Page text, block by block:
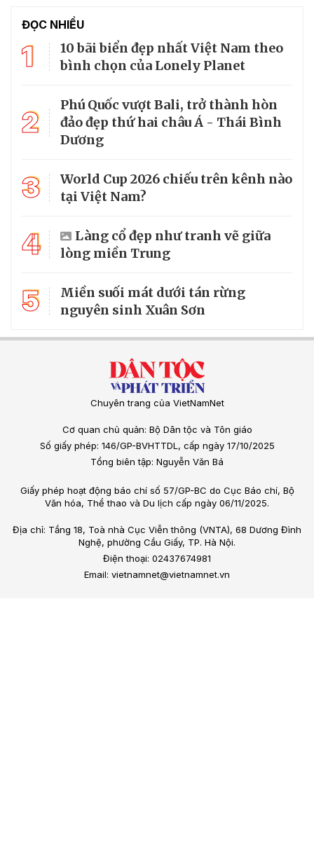
ĐỌC NHIỀU
1
10 bãi biển đẹp nhất Việt Nam theo
bình chọn của Lonely Planet
2
Phú Quốc vượt Bali, trở thành hòn
đảo đẹp thứ hai châu Á - Thái Bình
Dương
3
World Cup 2026 chiếu trên kênh nào
tại Việt Nam?
4
Làng cổ đẹp như tranh vẽ giữa
lòng miền Trung
5
Miền suối mát dưới tán rừng
nguyên sinh Xuân Sơn
Chuyên trang của VietNamNet
Cơ quan chủ quản: Bộ Dân tộc và Tôn giáo
Số giấy phép: 146/GP-BVHTTDL, cấp ngày 17/10/2025
Tổng biên tập: Nguyễn Văn Bá
Giấy phép hoạt động báo chí số 57/GP-BC do Cục Báo chí, Bộ
Văn hóa, Thể thao và Du lịch cấp ngày 06/11/2025.
Địa chỉ: Tầng 18, Toà nhà Cục Viễn thông (VNTA), 68 Dương Đình
Nghệ, phường Cầu Giấy, TP. Hà Nội.
Điện thoại: 02437674981
Email: vietnamnet@vietnamnet.vn